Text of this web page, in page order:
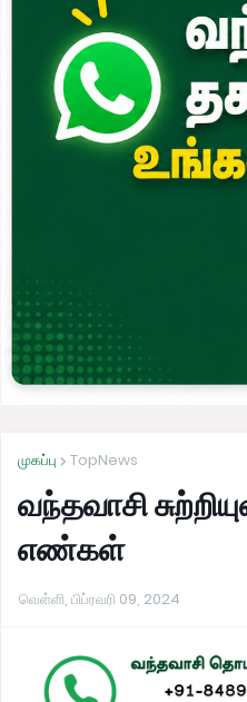
முகப்பு TopNews
வந்தவாசி
எண்கள்
வெள்ளி, பிப்ரவரி 09, 2024